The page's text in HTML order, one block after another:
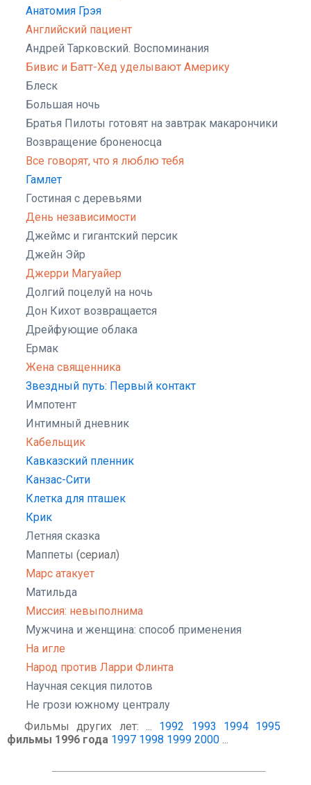
Анатомия Грэя
Английский пациент
Андрей Тарковский. Воспоминания
Бивис и Батт-Хед уделывают Америку
Блеск
Большая ночь
Братья Пилоты готовят на завтрак макарончики
Возвращение броненосца
Все говорят, что я люблю тебя
Гамлет
Гостиная с деревьями
День независимости
Джеймс и гигантский персик
Джейн Эйр
Джерри Магуайер
Долгий поцелуй на ночь
Дон Кихот возвращается
Дрейфующие облака
Ермак
Жена священника
Звездный путь: Первый контакт
Импотент
Интимный дневник
Кабельщик
Кавказский пленник
Канзас-Сити
Клетка для пташек
Крик
Летняя сказка
Маппеты (сериал)
Марс атакует
Матильда
Миссия: невыполнима
Мужчина и женщина: способ применения
На игле
Народ против Ларри Флинта
Научная секция пилотов
Не грози южному централу
Фильмы других лет: ... 1992 1993 1994 1995
фильмы 1996 года 1997 1998 1999 2000 ...